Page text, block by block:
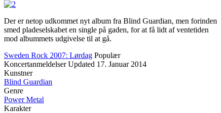
Der er netop udkommet nyt album fra Blind Guardian, men forinden
smed pladeselskabet en single på gaden, for at få lidt af ventetiden
mod albummets udgivelse til at gå.
Sweden Rock 2007: Lørdag Populær
Koncertanmeldelser Updated 17. Januar 2014
Kunstner
Blind Guardian
Genre
Power Metal
Karakter